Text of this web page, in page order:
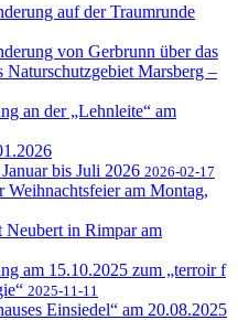
auf der Traumrunde
von Gerbrunn über das
Marsberg –
an der „Lehnleite“ am
bis Juli 2026 2026-02-17
Weihnachtsfeier am Montag,
Neubert in Rimpar am
am 15.10.2025 zum „terroir f
2025-11-11
Einsiedel“ am 20.08.2025